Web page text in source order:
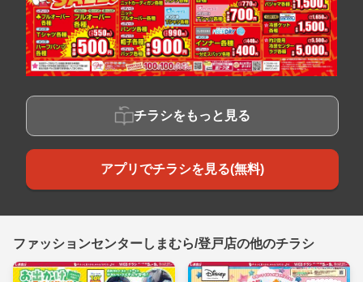
チラシをもっと見る
アプリでチラシを見る(無料)
ファッションセンターしまむら/登戸店の他のチラシ